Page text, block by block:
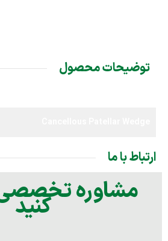
توضیحات محصول
ارتباط با ما
مشاوره کنید